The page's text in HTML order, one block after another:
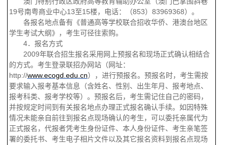
19号南粤商业中心13至15楼，电话：（853） 83969368）。
各报名地点备有《普通高等学校联合招收华侨、港澳台地区
学生考试大纲》，考生可径往索购。
4．报名方式
2009年联合招生报名采用网上预报名和现场正式确认相结合
的方式。考生登录联招办网站（网址：
http://www.ecogd.edu.cn），进行预报名。预报名时，考生需按
要求输入报考基本信息（含姓名、性别、出生年月、报考地点、
报考科类、报考学校等）。预报名后，考生需记住自己的密码，
并按规定时间到有关报名地点办理正式报名确认手续。如因特殊
情况未能亲自前往到报名点现场确认的考生，可以委托亲属代为
正式报名，代报者凭考生身份证件、本人身份证件、考生亲笔签
署的委托书、考生电子相片文件以及其它报名资料到报名点现场